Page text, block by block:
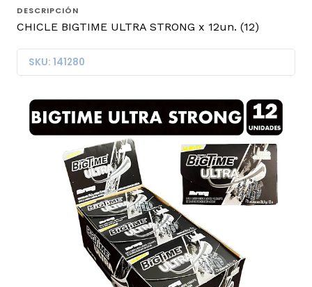
DESCRIPCIÓN
CHICLE BIGTIME ULTRA STRONG x 12un. (12)
SKU: 141280